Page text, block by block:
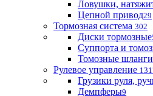
Ловушки,
Цепной привод29
Тормозная система 302
Диски тормозные
Суппорта и
Томозные
Рулевое управление
Грузики руля,
Демпферы9